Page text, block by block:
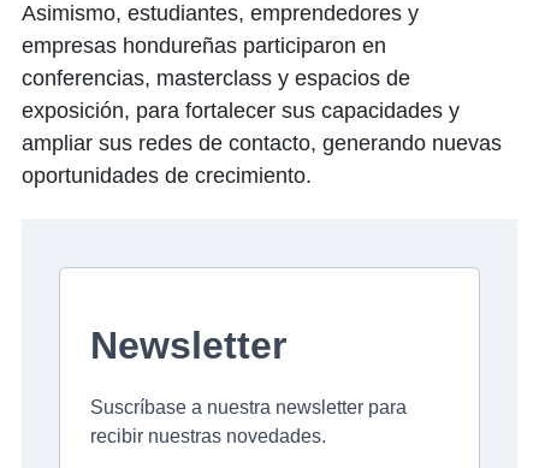
Asimismo, estudiantes, emprendedores y
empresas hondureñas participaron en
conferencias, masterclass y espacios de
exposición, para fortalecer sus capacidades y
ampliar sus redes de contacto, generando nuevas
oportunidades de crecimiento.